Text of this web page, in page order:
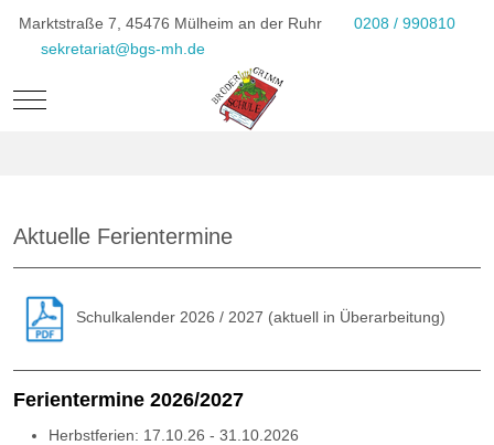
Marktstraße 7, 45476 Mülheim an der Ruhr
0208 / 990810
sekretariat@bgs-mh.de
Mobile Menu Toggle
Aktuelle Ferientermine
Schulkalender 2026 / 2027 (aktuell in Überarbeitung)
Ferientermine 2026/2027
Herbstferien: 17.10.26 - 31.10.2026